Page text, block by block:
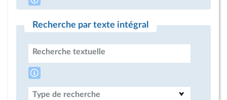
Recherche par texte intégral
Recherche textuelle
Type de recherche